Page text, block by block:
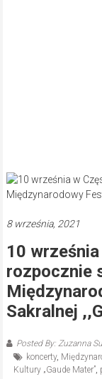
8 września, 2021
10
rozpocznie
Sakralnej
Posted By: Zuzanna
koncerty,
Kultury „Gaude Mater”,